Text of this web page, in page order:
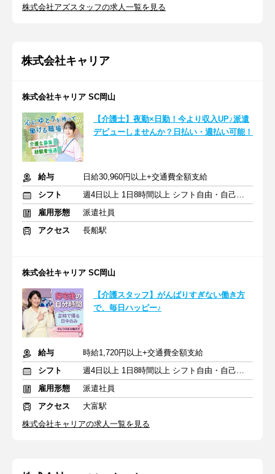
株式会社アズスタッフの求人一覧を見る
株式会社キャリア
株式会社キャリア SC岡山
【介護士】夜勤×日勤！今より収入UP♪派遣
デビューしませんか？日払い・週払い可能！
給与
日給30,960円以上+交通費全額支給
シフト
週4日以上 1日8時間以上 シフト自由・自己申告
雇用形態
派遣社員
アクセス
長船駅
株式会社キャリア SC岡山
【介護スタッフ】がんばりすぎない働き方
で、毎日ハッピー♪
給与
時給1,720円以上+交通費全額支給
シフト
週4日以上 1日8時間以上 シフト自由・自己申告
雇用形態
派遣社員
アクセス
大富駅
株式会社キャリアの求人一覧を見る